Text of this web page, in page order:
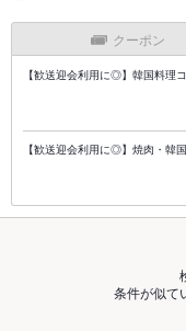
クーポン
【歓送迎会利用に◎】韓国料理
【歓送迎会利用に◎】焼肉・韓
条件が似て